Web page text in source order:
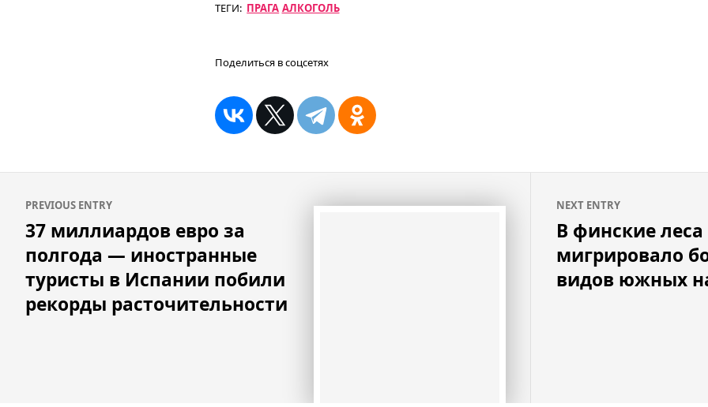
ТЕГИ: ПРАГА АЛКОГОЛЬ
Поделиться в соцсетях
по
записям
PREVIOUS ENTRY
37 миллиардов евро за
полгода — иностранные
туристы в Испании побили
рекорды расточительности
NEXT ENTRY
В финские леса
мигрировало
видов южных